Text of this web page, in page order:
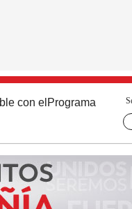
con el Programa